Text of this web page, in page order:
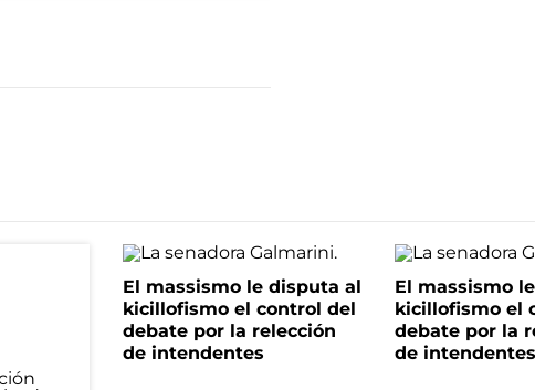
El massismo le disputa al
kicillofismo el control del
debate por la relección
de intendentes
El massismo
kicillofismo el
debate por la
de